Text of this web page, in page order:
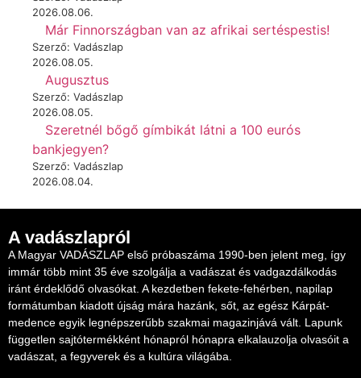
2026.08.06.
Már Finnországban van az afrikai sertéspestis!
Szerző: Vadászlap
2026.08.05.
Augusztus
Szerző: Vadászlap
2026.08.05.
Szeretnél bőgő gímbikát látni a 100 eurós
bankjegyen?
Szerző: Vadászlap
2026.08.04.
A vadászlapról
A Magyar VADÁSZLAP első próbaszáma 1990-ben jelent meg, így
immár több mint 35 éve szolgálja a vadászat és vadgazdálkodás
iránt érdeklődő olvasókat. A kezdetben fekete-fehérben, napilap
formátumban kiadott újság mára hazánk, sőt, az egész Kárpát-
medence egyik legnépszerűbb szakmai magazinjává vált. Lapunk
független sajtótermékként hónapról hónapra elkalauzolja olvasóit a
vadászat, a fegyverek és a kultúra világába.